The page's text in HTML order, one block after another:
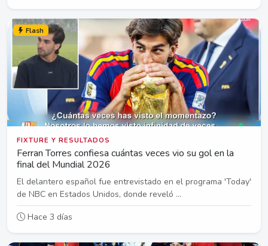
Flash
FIXTURE Y RESULTADOS
Ferran Torres confiesa cuántas veces vio su gol en la
final del Mundial 2026
El delantero español fue entrevistado en el programa 'Today'
de NBC en Estados Unidos, donde reveló ...
Hace 3 días